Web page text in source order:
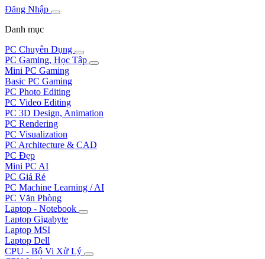
Đăng Nhập
Danh mục
PC Chuyên Dụng
PC Gaming, Học Tập
Mini PC Gaming
Basic PC Gaming
PC Photo Editing
PC Video Editing
PC 3D Design, Animation
PC Rendering
PC Visualization
PC Architecture & CAD
PC Đẹp
Mini PC AI
PC Giá Rẻ
PC Machine Learning / AI
PC Văn Phòng
Laptop - Notebook
Laptop Gigabyte
Laptop MSI
Laptop Dell
CPU - Bộ Vi Xử Lý